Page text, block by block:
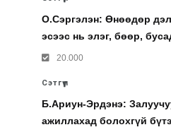
О.Сэргэлэн: Өнөөдөр
эсээс нь элэг, бөөр,
20.000
Сэтгүүл
Б.Ариун-Эрдэнэ:
ажиллахад болохгүй